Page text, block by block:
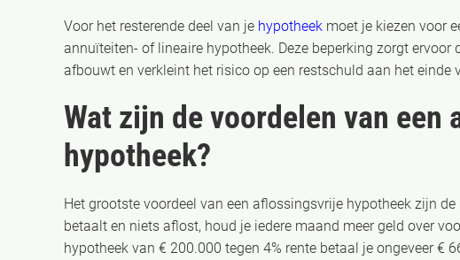
Voor het resterende deel van je hypotheek moet je kiezen voor
annuïteiten- of lineaire hypotheek. Deze beperking zorgt
afbouwt en verkleint het risico op een restschuld aan het einde
Wat zijn de voordelen van
hypotheek?
Het grootste voordeel van een aflossingsvrije hypotheek zijn de
betaalt en niets aflost, houd je iedere maand meer geld over
hypotheek van € 200.000 tegen 4% rente betaal je ongeveer €